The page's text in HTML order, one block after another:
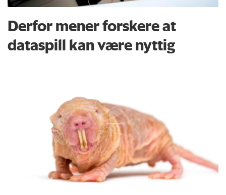
Derfor mener forskere at
dataspill kan være nyttig